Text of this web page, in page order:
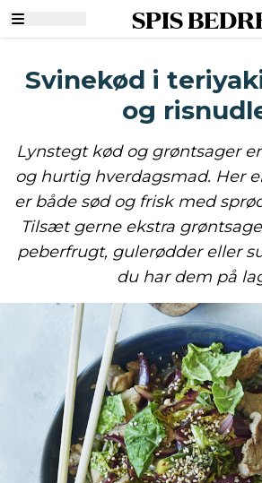
SPIS
Svinekød i
og
Lynstegt kød og grøntsager
og hurtig hverdagsmad. Her
er både sød og frisk med
Tilsæt gerne ekstra
peberfrugt, gulerødder eller
du har dem på